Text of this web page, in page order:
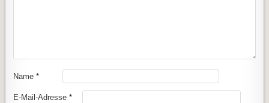
Name*
E-Mail-Adresse*